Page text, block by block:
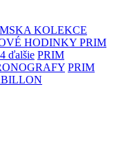
KOLEKCE
HODINKY PRIM
ďalšie PRIM
PRIM